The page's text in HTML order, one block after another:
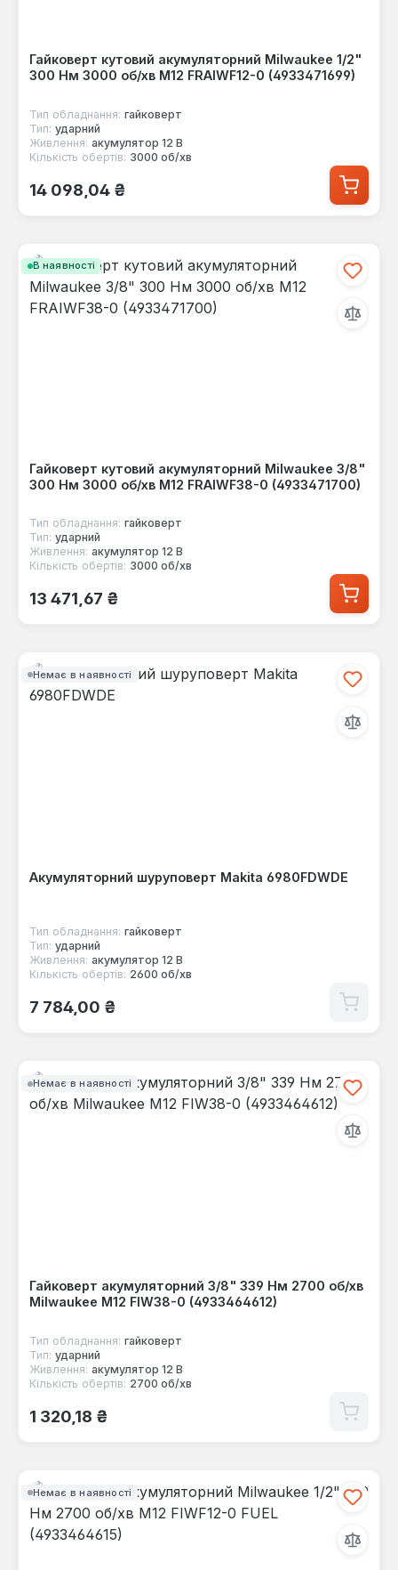
Гайковерт кутовий акумуляторний Milwaukee 1/2"
300 Нм 3000 об/хв M12 FRAIWF12-0 (4933471699)
Тип обладнання: гайковерт
Тип: ударний
Живлення: акумулятор 12 В
Кількість обертів: 3000 об/хв
Звичайна ціна:
14 098,04 ₴
В наявності
Гайковерт кутовий акумуляторний Milwaukee 3/8"
300 Нм 3000 об/хв M12 FRAIWF38-0 (4933471700)
Тип обладнання: гайковерт
Тип: ударний
Живлення: акумулятор 12 В
Кількість обертів: 3000 об/хв
Звичайна ціна:
13 471,67 ₴
Немає в наявності
Акумуляторний шуруповерт Makita 6980FDWDE
Тип обладнання: гайковерт
Тип: ударний
Живлення: акумулятор 12 В
Кількість обертів: 2600 об/хв
Звичайна ціна:
7 784,00 ₴
Немає в наявності
Гайковерт акумуляторний 3/8" 339 Нм 2700 об/хв
Milwaukee M12 FIW38-0 (4933464612)
Тип обладнання: гайковерт
Тип: ударний
Живлення: акумулятор 12 В
Кількість обертів: 2700 об/хв
Звичайна ціна:
1 320,18 ₴
Немає в наявності